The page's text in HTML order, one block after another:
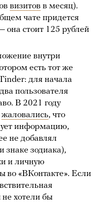
визитов в месяц).
чате придется
она стоит 125 рублей
внутри
есть тот же
для начала
пользователя
В 2021 году
жаловались, что
информацию,
не добавлял
знаке зодиака),
и личную
во «ВКонтакте». Если
хотели бы